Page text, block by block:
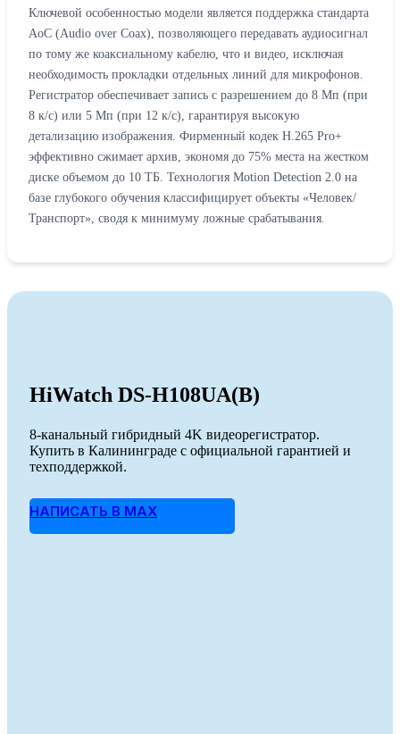
Ключевой особенностью модели является поддержка стандарта
AoC (Audio over Coax), позволяющего передавать аудиосигнал
по тому же коаксиальному кабелю, что и видео, исключая
необходимость прокладки отдельных линий для микрофонов.
Регистратор обеспечивает запись с разрешением до 8 Мп (при
8 к/с) или 5 Мп (при 12 к/с), гарантируя высокую
детализацию изображения. Фирменный кодек H.265 Pro+
эффективно сжимает архив, экономя до 75% места на жестком
диске объемом до 10 ТБ. Технология Motion Detection 2.0 на
базе глубокого обучения классифицирует объекты «Человек/
Транспорт», сводя к минимуму ложные срабатывания.
HiWatch DS-H108UA(B)
8-канальный гибридный 4K видеорегистратор.
Купить в Калининграде с официальной гарантией и
техподдержкой.
НАПИСАТЬ В MAX